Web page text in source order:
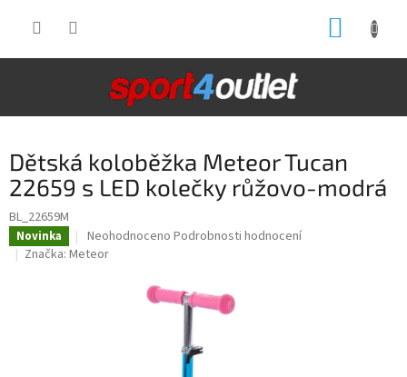
Dětská koloběžka Meteor Tucan
22659 s LED kolečky růžovo-modrá
BL_22659M
Novinka
Průměrné
hodnocení
Neohodnoceno Podrobnosti hodnocení
Značka: Meteor